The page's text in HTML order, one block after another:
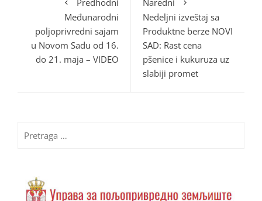
Predhodni
Međunarodni
poljoprivredni sajam
u Novom Sadu od 16.
do 21. maja – VIDEO
Naredni
Nedeljni izveštaj sa
Produktne berze NOVI
SAD: Rast cena
pšenice i kukuruza uz
slabiji promet
za: